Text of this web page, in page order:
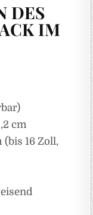
DES
IM
cm
(bis 16 Zoll,